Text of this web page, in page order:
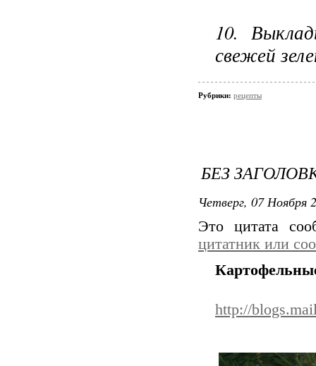
10.
свежей
Рубрики: рецепты
БЕЗ
Четверг, 07 Ноября
Это цитата
цитатник или
http://